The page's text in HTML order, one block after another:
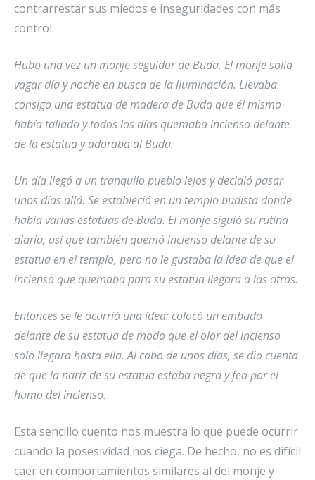
contrarrestar sus miedos e inseguridades con más
control.
Hubo una vez un monje seguidor de Buda. El monje solía
vagar dí­a y noche en busca de la iluminación. Llevaba
consigo una estatua de madera de Buda que él mismo
había tallado y todos los días quemaba incienso delante
de la estatua y adoraba al Buda.
Un día llegó a un tranquilo pueblo lejos y decidió pasar
unos días allá­. Se estableció en un templo budista donde
habí­a varias estatuas de Buda. El monje siguió su rutina
diaria, así­ que también quemó incienso delante de su
estatua en el templo, pero no le gustaba la idea de que el
incienso que quemaba para su estatua llegara a las otras.
Entonces se le ocurrió una idea: colocó un embudo
delante de su estatua de modo que el olor del incienso
solo llegara hasta ella. Al cabo de unos días, se dio cuenta
de que la nariz de su estatua estaba negra y fea por el
humo del incienso.
Esta sencillo cuento nos muestra lo que puede ocurrir
cuando la posesividad nos ciega. De hecho, no es difícil
caer en comportamientos similares al del monje y